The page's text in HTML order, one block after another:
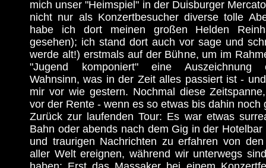
mich unser "Heimspiel" in der Duisburger
nicht nur als Konzertbesucher diverse tolle
habe ich dort meinen großen Helden
gesehen); ich stand dort auch vor sage und
werde alt!) erstmals auf der Bühne, um im
"Jugend komponiert" eine Auszeichnung
Wahnsinn, was in der Zeit alles passiert ist -
mir vor wie gestern. Nochmal diese
vor der Rente - wenn es so etwas bis dahin noch
Zurück zur laufenden Tour: Es war etwas
Bahn oder abends nach dem Gig in der
und traurigen Nachrichten zu erfahren von
aller Welt ereignen, während wir unterwegs